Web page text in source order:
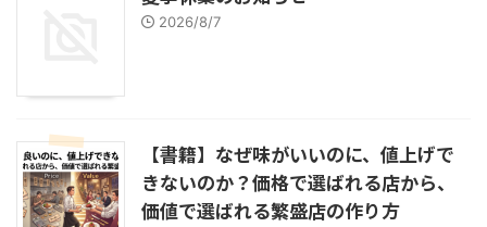
2026/8/7
【書籍】なぜ味がいいのに、値上げで
きないのか？価格で選ばれる店から、
価値で選ばれる繁盛店の作り方